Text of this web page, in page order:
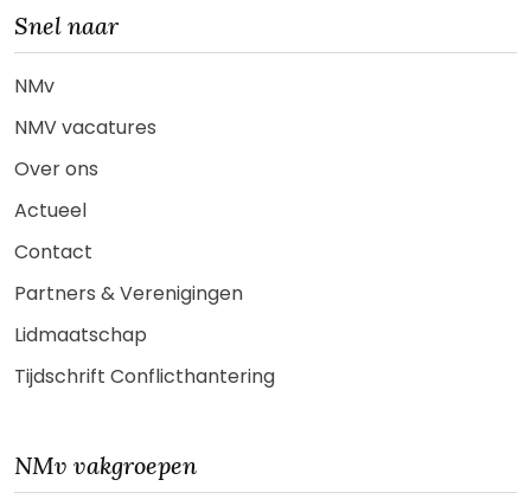
Snel naar
NMv
NMV vacatures
Over ons
Actueel
Contact
Partners & Verenigingen
Lidmaatschap
Tijdschrift Conflicthantering
NMv vakgroepen